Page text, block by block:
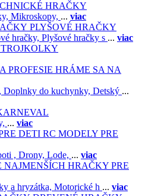
HRAČKY
Mikroskopy, ... viac
PLYŠOVÉ HRAČKY
hračky, Plyšové hračky s ... viac
TROJKOLKY
HRÁME SA NA
Doplnky do kuchynky, Detský ...
... viac
RC MODELY PRE
, Drony, Lode, ... viac
HRAČKY PRE
a hryzátka, Motorické h ... viac